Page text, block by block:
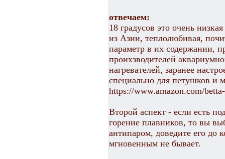
отвечаем:
18 градусов это очень
из Азии, теплолюбивая,
параметр в их содержании,
проихзводителей
нагревателей, заранее
специально для петушков и
https://www.amazon.com/
Второй аспект - если есть
горение плавников, то вы
антипаром, доведите его до
мгновенным не бывает.